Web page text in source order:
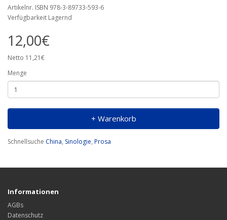
Artikelnr. ISBN 978-3-89733-593-6
Verfügbarkeit Lagernd
12,00€
Netto 11,21€
Menge
+ Warenkorb
Schnellsuche China, Sinologie, Prosa
Informationen
AGBs
Datenschutz